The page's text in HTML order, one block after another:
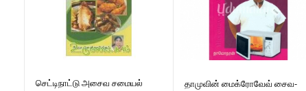
செட்டிநாட்டு அசைவ சமையல்
தாமுவின் மைக்ரோவேவ் சைவ-